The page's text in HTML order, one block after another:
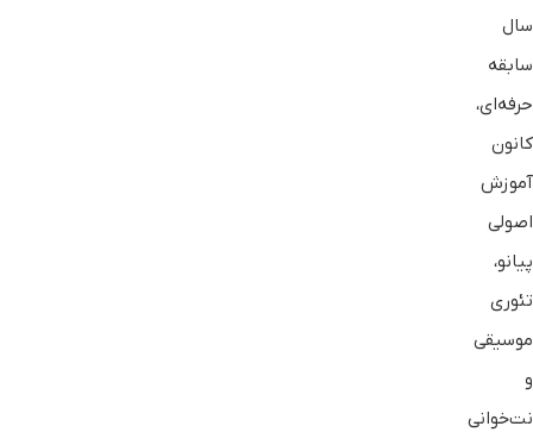
سال
سابقه
حرفه‌ای،
کانون
آموزش
اصولی
پیانو،
تئوری
موسیقی
و
نت‌خوانی